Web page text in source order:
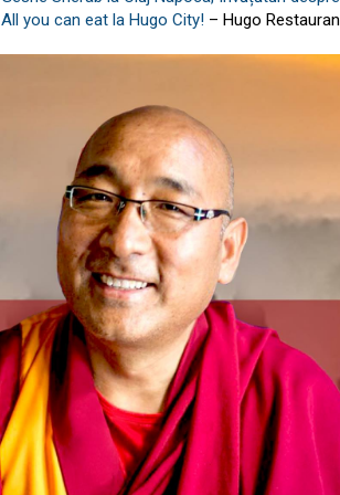
All you can eat la Hugo City! – Hugo